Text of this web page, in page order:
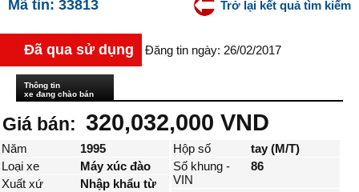
Mã tin: 33813 Trở lại kết quả tìm kiếm
Đã qua sử dụng Đăng tin ngày: 26/02/2017
Thông tin
xe đang chào bán
Giá bán: 320,032,000 VND
Năm
1995
Loại xe
Máy xúc đào
Xuất xứ
Nhập khẩu từ
Hộp số
tay (M/T)
Số khung -
VIN
86